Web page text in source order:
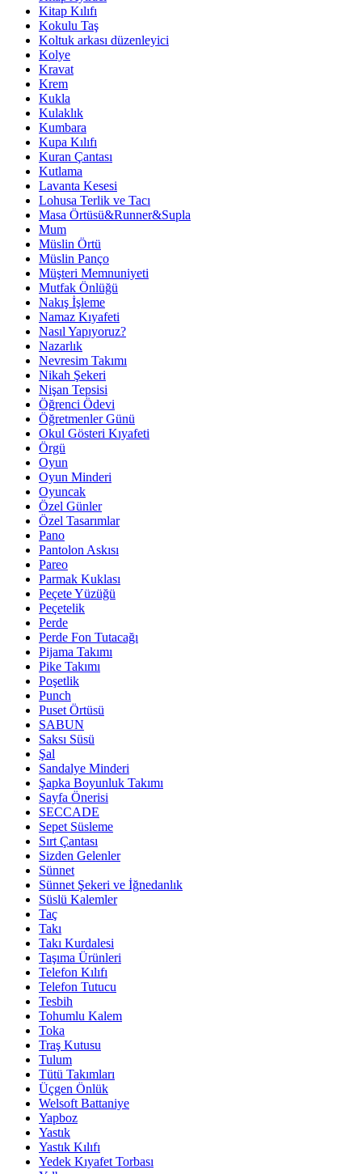
Kitap Kılıfı
Kokulu Taş
Koltuk arkası düzenleyici
Kolye
Kravat
Krem
Kukla
Kulaklık
Kumbara
Kupa Kılıfı
Kuran Çantası
Kutlama
Lavanta Kesesi
Lohusa Terlik ve Tacı
Masa Örtüsü&Runner&Supla
Mum
Müslin Örtü
Müslin Panço
Müşteri Memnuniyeti
Mutfak Önlüğü
Nakış İşleme
Namaz Kıyafeti
Nasıl Yapıyoruz?
Nazarlık
Nevresim Takımı
Nikah Şekeri
Nişan Tepsisi
Öğrenci Ödevi
Öğretmenler Günü
Okul Gösteri Kıyafeti
Örgü
Oyun
Oyun Minderi
Oyuncak
Özel Günler
Özel Tasarımlar
Pano
Pantolon Askısı
Pareo
Parmak Kuklası
Peçete Yüzüğü
Peçetelik
Perde
Perde Fon Tutacağı
Pijama Takımı
Pike Takımı
Poşetlik
Punch
Puset Örtüsü
SABUN
Saksı Süsü
Şal
Sandalye Minderi
Şapka Boyunluk Takımı
Sayfa Önerisi
SECCADE
Sepet Süsleme
Sırt Çantası
Sizden Gelenler
Sünnet
Sünnet Şekeri ve İğnedanlık
Süslü Kalemler
Taç
Takı
Takı Kurdalesi
Taşıma Ürünleri
Telefon Kılıfı
Telefon Tutucu
Tesbih
Tohumlu Kalem
Toka
Traş Kutusu
Tulum
Tütü Takımları
Üçgen Önlük
Welsoft Battaniye
Yapboz
Yastık
Yastık Kılıfı
Yedek Kıyafet Torbası